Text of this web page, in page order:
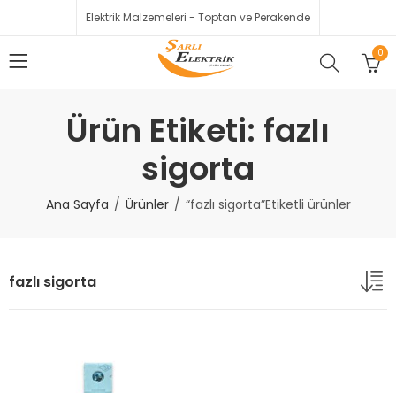
Elektrik Malzemeleri - Toptan ve Perakende
0
Ürün Etiketi: fazlı
sigorta
Ana Sayfa Ürünler “fazlı sigorta”Etiketli ürünler
fazlı sigorta